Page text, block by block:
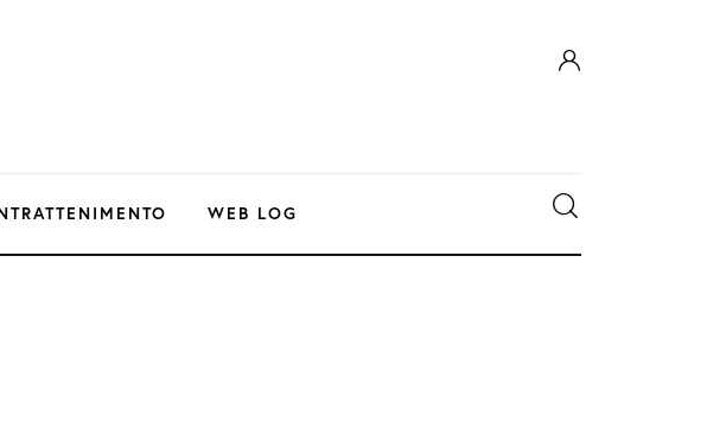
WEB LOG